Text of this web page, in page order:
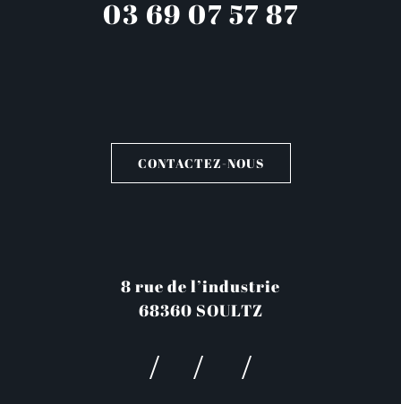
03 69 07 57 87
CONTACTEZ-NOUS
8 rue de l’industrie
68360 SOULTZ
/ / /